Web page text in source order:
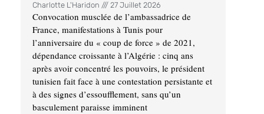
Charlotte L'Haridon 27 Juillet 2026
Convocation musclée de l’ambassadrice de
France, manifestations à Tunis pour
l’anniversaire du « coup de force » de 2021,
dépendance croissante à l’Algérie : cinq ans
après avoir concentré les pouvoirs, le président
tunisien fait face à une contestation persistante et
à des signes d’essoufflement, sans qu’un
basculement paraisse imminent